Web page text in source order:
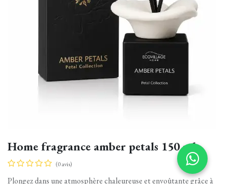
Home fragrance amber petals 150 ml
(0 avis)
Plongez dans une atmosphère chaleureuse et envoûtante grâce à